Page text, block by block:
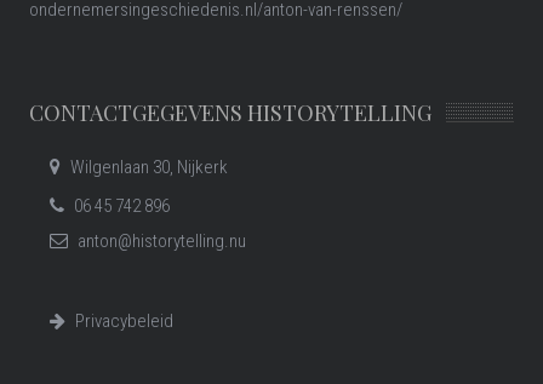
ondernemersingeschiedenis.nl/anton-van-renssen/
CONTACTGEGEVENS HISTORYTELLING
Wilgenlaan 30, Nijkerk
06 45 742 896
anton@historytelling.nu
Privacybeleid